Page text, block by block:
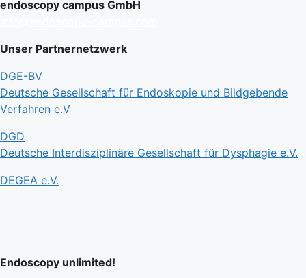
endoscopy campus GmbH
Unser Partnernetzwerk
DGE-BV
Deutsche Gesellschaft für Endoskopie und Bildgebende
Verfahren e.V
DGD
Deutsche Interdisziplinäre Gesellschaft für Dysphagie e.V.
DEGEA e.V.
Endoscopy unlimited!